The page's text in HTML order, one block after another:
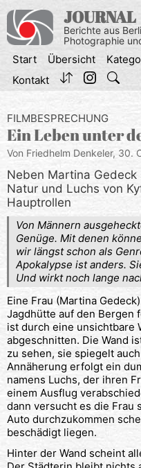
Inhalt
springen
JOURNAL
Berichte aus
Photographie
Start Übersicht
Kontakt
FILMBESPRECHUNG
Ein Leben unter
Von Friedhelm Denkeler, 30.
Neben Martina Gedeck
Natur und Luchs von
Hauptrollen
Von Männern
Genüge. Mit denen
wir längst schon als
Apokalypse ist anders.
Und wirkt noch lange
Eine Frau (Martina
Jagdhütte auf den Bergen
ist durch eine unsichtbare
abgeschnitten. Die Wand
zu sehen, sie spiegelt
Annäherung erfolgt ein
namens Luchs, der ihren
einem Ausflug
dann versucht es die Frau
Auto durchzukommen
beschädigt liegen.
Hinter der Wand scheint